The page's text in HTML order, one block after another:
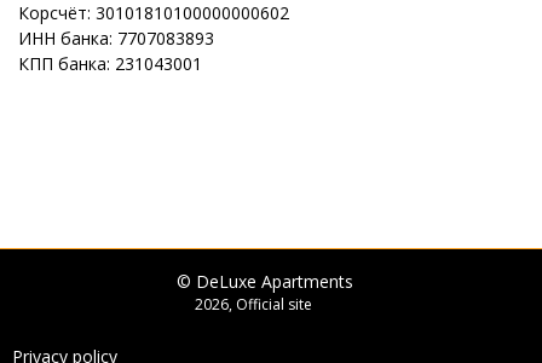
Корсчёт: 30101810100000000602
ИНН банка: 7707083893
КПП банка: 231043001
© DeLuxe Apartments
2026, Official site
Privacy policy